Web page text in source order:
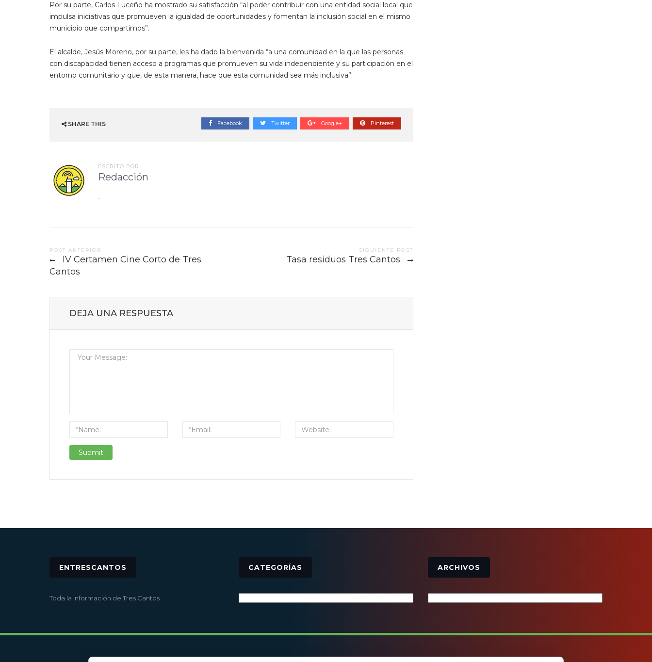
Por su parte, Carlos Luceño ha mostrado su satisfacción “al poder contribuir con una entidad social local que
impulsa iniciativas que promueven la igualdad de oportunidades y fomentan la inclusión social en el mismo
municipio que compartimos”.
El alcalde, Jesús Moreno, por su parte, les ha dado la bienvenida “a una comunidad en la que las personas
con discapacidad tienen acceso a programas que promueven su vida independiente y su participación en el
entorno comunitario y que, de esta manera, hace que esta comunidad sea más inclusiva”.
SHARE THIS Facebook Twitter Google+ Pinterest
ESCRITO POR
Redacción
-
Post
navigation
POST ANTERIOR
IV Certamen Cine Corto de Tres
Cantos
SIGUIENTE POST
Tasa residuos Tres Cantos
DEJA UNA RESPUESTA
ENTRESCANTOS
Toda la información de Tres Cantos
CATEGORÍAS ARCHIVOS
© 2016 - Todos los derechos reservados